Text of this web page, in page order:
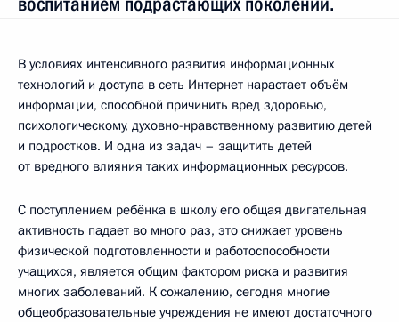
В условиях интенсивного развития информационных
технологий и доступа в сеть Интернет нарастает объём
информации, способной причинить вред здоровью,
психологическому, духовно-нравственному развитию детей
и подростков. И одна из задач – защитить детей
от вредного влияния таких информационных ресурсов.
С поступлением ребёнка в школу его общая двигательная
активность падает во много раз, это снижает уровень
физической подготовленности и работоспособности
учащихся, является общим фактором риска и развития
многих заболеваний. К сожалению, сегодня многие
общеобразовательные учреждения не имеют достаточного